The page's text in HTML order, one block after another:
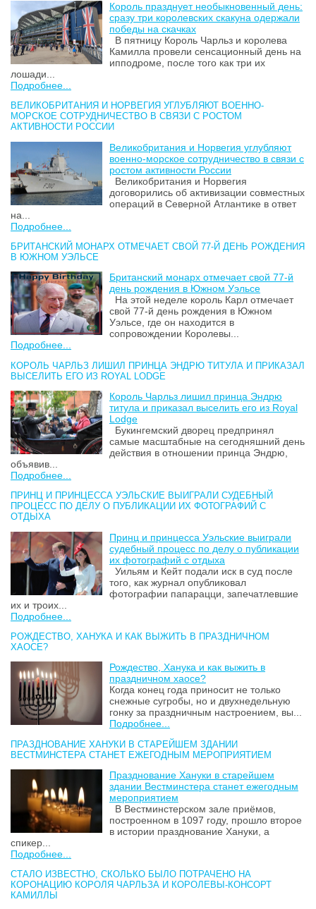
Король празднует необыкновенный день:
сразу три королевских скакуна одержали
победы на скачках
В пятницу Король Чарльз и королева
Камилла провели сенсационный день на
ипподроме, после того как три их
лошади...
Подробнее...
ВЕЛИКОБРИТАНИЯ И НОРВЕГИЯ УГЛУБЛЯЮТ ВОЕННО-
МОРСКОЕ СОТРУДНИЧЕСТВО В СВЯЗИ С РОСТОМ
АКТИВНОСТИ РОССИИ
Великобритания и Норвегия углубляют
военно-морское сотрудничество в связи с
ростом активности России
Великобритания и Норвегия
договорились об активизации совместных
операций в Северной Атлантике в ответ
на...
Подробнее...
БРИТАНСКИЙ МОНАРХ ОТМЕЧАЕТ СВОЙ 77-Й ДЕНЬ РОЖДЕНИЯ
В ЮЖНОМ УЭЛЬСЕ
Британский монарх отмечает свой 77-й
день рождения в Южном Уэльсе
На этой неделе король Карл отмечает
свой 77-й день рождения в Южном
Уэльсе, где он находится в
сопровождении Королевы...
Подробнее...
КОРОЛЬ ЧАРЛЬЗ ЛИШИЛ ПРИНЦА ЭНДРЮ ТИТУЛА И ПРИКАЗАЛ
ВЫСЕЛИТЬ ЕГО ИЗ ROYAL LODGE
Король Чарльз лишил принца Эндрю
титула и приказал выселить его из Royal
Lodge
Букингемский дворец предпринял
самые масштабные на сегодняшний день
действия в отношении принца Эндрю,
объявив...
Подробнее...
ПРИНЦ И ПРИНЦЕССА УЭЛЬСКИЕ ВЫИГРАЛИ СУДЕБНЫЙ
ПРОЦЕСС ПО ДЕЛУ О ПУБЛИКАЦИИ ИХ ФОТОГРАФИЙ С
ОТДЫХА
Принц и принцесса Уэльские выиграли
судебный процесс по делу о публикации
их фотографий с отдыха
Уильям и Кейт подали иск в суд после
того, как журнал опубликовал
фотографии папарацци, запечатлевшие
их и троих...
Подробнее...
РОЖДЕСТВО, ХАНУКА И КАК ВЫЖИТЬ В ПРАЗДНИЧНОМ
ХАОСЕ?
Рождество, Ханука и как выжить в
праздничном хаосе?
Когда конец года приносит не только
снежные сугробы, но и двухнедельную
гонку за праздничным настроением, вы...
Подробнее...
ПРАЗДНОВАНИЕ ХАНУКИ В СТАРЕЙШЕМ ЗДАНИИ
ВЕСТМИНСТЕРА СТАНЕТ ЕЖЕГОДНЫМ МЕРОПРИЯТИЕМ
Празднование Хануки в старейшем
здании Вестминстера станет ежегодным
мероприятием
В Вестминстерском зале приёмов,
построенном в 1097 году, прошло второе
в истории празднование Хануки, а
спикер...
Подробнее...
СТАЛО ИЗВЕСТНО, СКОЛЬКО БЫЛО ПОТРАЧЕНО НА
КОРОНАЦИЮ КОРОЛЯ ЧАРЛЬЗА И КОРОЛЕВЫ-КОНСОРТ
КАМИЛЛЫ